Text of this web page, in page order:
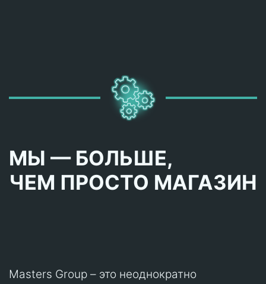
МЫ — БОЛЬШЕ,
ЧЕМ ПРОСТО МАГАЗИН
Masters Group – это неоднократно